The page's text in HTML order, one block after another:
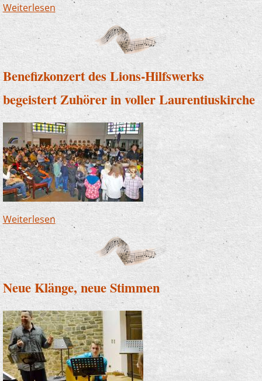
Weiterlesenüber Auch Raupen können geigen
Benefizkonzert des Lions-Hilfswerks
begeistert Zuhörer in voller Laurentiuskirche
Weiterlesen über Benefizkonzert des Lions-Hilfswerks
begeistert Zuhörer in voller Laurentiuskirche
Neue Klänge, neue Stimmen